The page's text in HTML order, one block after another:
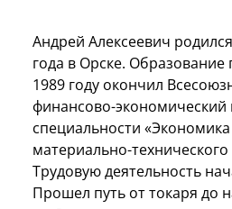
Андрей Алексеевич
года в Орске.
1989 году окончил
финансово-экономический
специальности
материально-
Трудовую деятельность
Прошел путь от токаря до